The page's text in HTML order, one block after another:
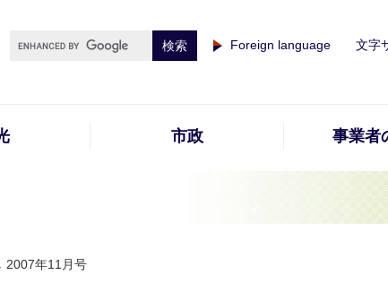
Foreign language 文字
市政 事業者
2007年11月号